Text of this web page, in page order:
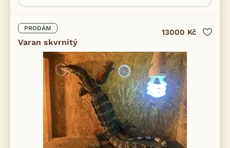
PRODÁM
Varan skvrnitý
13000 Kč